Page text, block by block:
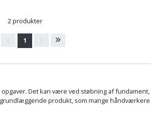
2 produkter
1
Det kan være ved støbning af
produkt, som mange